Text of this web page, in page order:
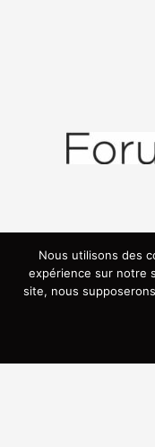
Copyright © 2026 |
Nous utilisons des
expérience sur notre
site, nous